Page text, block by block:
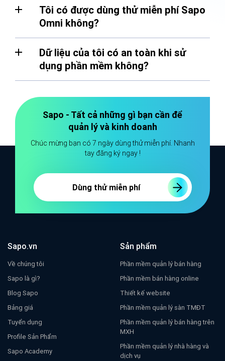
Tôi có được dùng thử miễn phí Sapo
Omni không?
Dữ liệu của tôi có an toàn khi sử
dụng phần mềm không?
Sapo - Tất cả những gì bạn cần để
quản lý và kinh doanh
Chúc mừng bạn có 7 ngày dùng thử miễn phí. Nhanh
tay đăng ký ngay !
Dùng thử miễn phí
Sapo.vn
Về chúng tôi
Sapo là gì?
Blog Sapo
Bảng giá
Tuyển dụng
Profile Sản Phẩm
Sapo Academy
Sản phẩm
Phần mềm quản lý bán hàng
Phần mềm bán hàng online
Thiết kế website
Phần mềm quản lý sàn TMĐT
Phần mềm quản lý bán hàng trên
MXH
Phần mềm quản lý nhà hàng và
dịch vụ